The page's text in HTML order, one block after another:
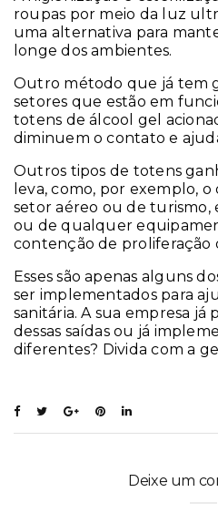
roupas por meio da luz
uma alternativa para
longe dos ambientes.
Outro método que já tem
setores que estão em
totens de álcool gel
diminuem o contato e
Outros tipos de totens
leva, como, por exemplo,
setor aéreo ou de turismo,
ou de qualquer
contenção de proliferação
Esses são apenas alguns
ser implementados para
sanitária. A sua empresa já
dessas saídas ou já
diferentes? Divida com a
Deixe um